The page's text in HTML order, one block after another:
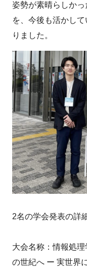
姿勢が素晴らしか
を、今後も活かし
りました。
2名の学会発表の詳
大会名称：情報処
の世紀へ ー 実世界